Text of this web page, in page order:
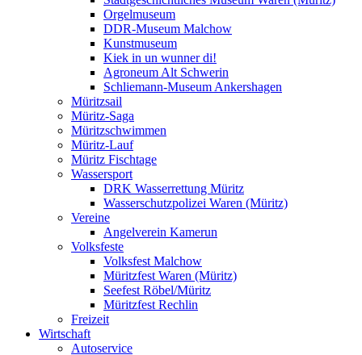
Orgelmuseum
DDR-Museum Malchow
Kunstmuseum
Kiek in un wunner di!
Agroneum Alt Schwerin
Schliemann-Museum Ankershagen
Müritzsail
Müritz-Saga
Müritzschwimmen
Müritz-Lauf
Müritz Fischtage
Wassersport
DRK Wasserrettung Müritz
Wasserschutzpolizei Waren (Müritz)
Vereine
Angelverein Kamerun
Volksfeste
Volksfest Malchow
Müritzfest Waren (Müritz)
Seefest Röbel/Müritz
Müritzfest Rechlin
Freizeit
Wirtschaft
Autoservice